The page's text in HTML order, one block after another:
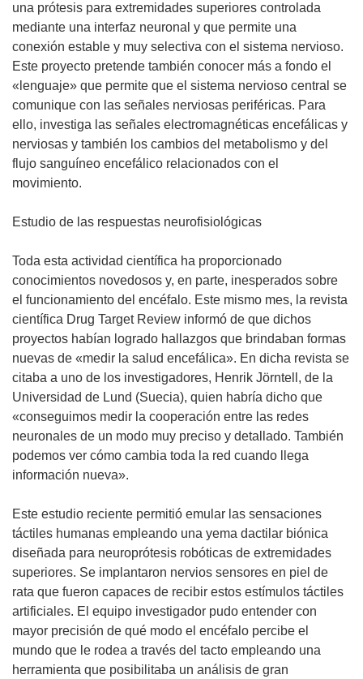
una prótesis para extremidades superiores controlada
mediante una interfaz neuronal y que permite una
conexión estable y muy selectiva con el sistema nervioso.
Este proyecto pretende también conocer más a fondo el
«lenguaje» que permite que el sistema nervioso central se
comunique con las señales nerviosas periféricas. Para
ello, investiga las señales electromagnéticas encefálicas y
nerviosas y también los cambios del metabolismo y del
flujo sanguíneo encefálico relacionados con el
movimiento.
Estudio de las respuestas neurofisiológicas
Toda esta actividad científica ha proporcionado
conocimientos novedosos y, en parte, inesperados sobre
el funcionamiento del encéfalo. Este mismo mes, la revista
científica Drug Target Review informó de que dichos
proyectos habían logrado hallazgos que brindaban formas
nuevas de «medir la salud encefálica». En dicha revista se
citaba a uno de los investigadores, Henrik Jörntell, de la
Universidad de Lund (Suecia), quien habría dicho que
«conseguimos medir la cooperación entre las redes
neuronales de un modo muy preciso y detallado. También
podemos ver cómo cambia toda la red cuando llega
información nueva».
Este estudio reciente permitió emular las sensaciones
táctiles humanas empleando una yema dactilar biónica
diseñada para neuroprótesis robóticas de extremidades
superiores. Se implantaron nervios sensores en piel de
rata que fueron capaces de recibir estos estímulos táctiles
artificiales. El equipo investigador pudo entender con
mayor precisión de qué modo el encéfalo percibe el
mundo que le rodea a través del tacto empleando una
herramienta que posibilitaba un análisis de gran